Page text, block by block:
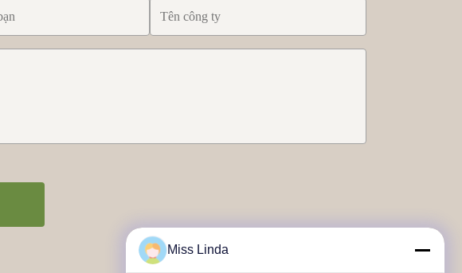
Miss Linda